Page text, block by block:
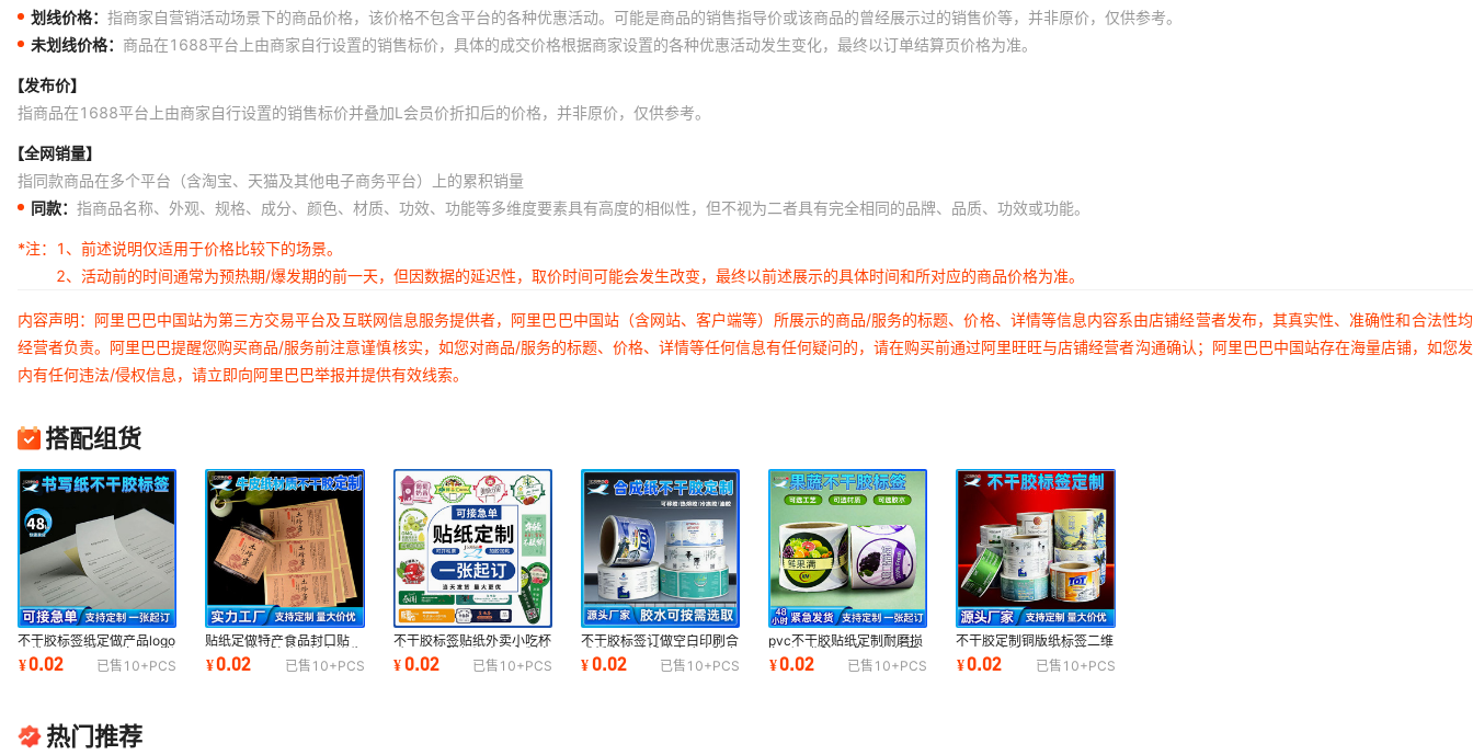
划线价格： 指商家自营销活动场景下的商品价格，该价格不包含平台的各种优惠活动。可能是商品的销售指导价或该商品的曾经展示过的销售价等，并非原价，仅供参考。
未划线价格： 商品在1688平台上由商家自行设置的销售标价，具体的成交价格根据商家设置的各种优惠活动发生变化，最终以订单结算页价格为准。
【发布价】
指商品在1688平台上由商家自行设置的销售标价并叠加L会员价折扣后的价格，并非原价，仅供参考。
【全网销量】
指同款商品在多个平台（含淘宝、天猫及其他电子商务平台）上的累积销量
同款： 指商品名称、外观、规格、成分、颜色、材质、功效、功能等多维度要素具有高度的相似性，但不视为二者具有完全相同的品牌、品质、功效或功能。
*注：
1、前述说明仅适用于价格比较下的场景。
2、活动前的时间通常为预热期/爆发期的前一天，但因数据的延迟性，取价时间可能会发生改变，最终以前述展示的具体时间和所对应的商品价格为准。
内容声明：阿里巴巴中国站为第三方交易平台及互联网信息服务提供者，阿里巴巴中国站（含网站、客户端等）所展示的商品/服务的标题、价格、详情等信息内容系由店铺经营者发布，其真实性、准确性和合法性
经营者负责。阿里巴巴提醒您购买商品/服务前注意谨慎核实，如您对商品/服务的标题、价格、详情等任何信息有任何疑问的，请在购买前通过阿里旺旺与店铺经营者沟通确认；阿里巴巴中国站存在海量店铺，如您
内有任何违法/侵权信息，请立即向阿里巴巴举报并提供有效线索。
搭配组货
不干胶标签纸定做产品logo
二维码商标纸印刷条形码书
写纸定制订做
¥0.02 已售 10+PCS
贴纸定做特产食品封口贴
logo二维码防伪标签各类牛
皮纸不干胶定制
¥0.02 已售 10+PCS
不干胶标签贴纸外卖小吃杯
贴logo一张起订来图定制定
做镜面不干胶
¥0.02 已售 10+PCS
不干胶标签订做空白印刷合
成纸商标贴纸冷库冷冻胶专
用标签纸定制
¥0.02 已售 10+PCS
pvc不干胶贴纸定制耐磨损
条形码背胶pet防水标签圆
形水果甜品订制
¥0.02 已售 10+PCS
不干胶定制铜版纸标签二维
码PET贴纸logo定做封口贴
卷筒水晶背胶
¥0.02 已售 10+PCS
热门推荐